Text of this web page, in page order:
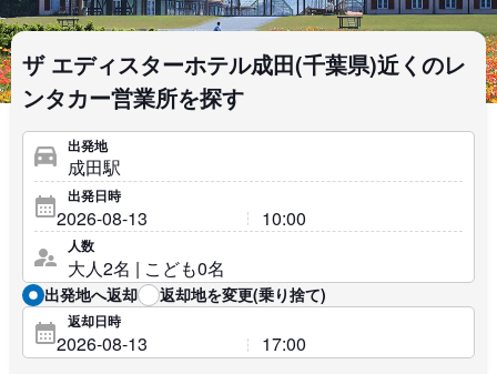
ザ エディスターホテル成田(千葉県)近くのレ
ンタカー営業所を探す
出発地
出発日時
人数
出発地へ返却 返却地を変更(乗り捨て)
返却日時